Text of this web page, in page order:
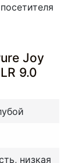
Joy
9.0
низкая